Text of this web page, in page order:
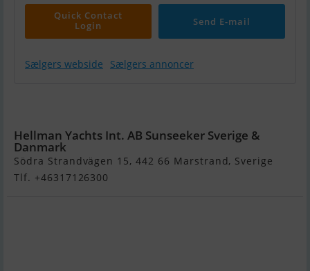
Quick Contact
Login
Send E-mail
Sælgers webside Sælgers annoncer
Hellman Yachts Int. AB Sunseeker Sverige &
Danmark
Södra Strandvägen 15, 442 66 Marstrand, Sverige
Tlf. +46317126300